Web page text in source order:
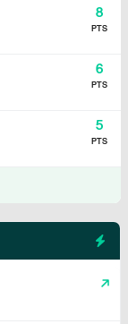
8
PTS
6
PTS
5
PTS